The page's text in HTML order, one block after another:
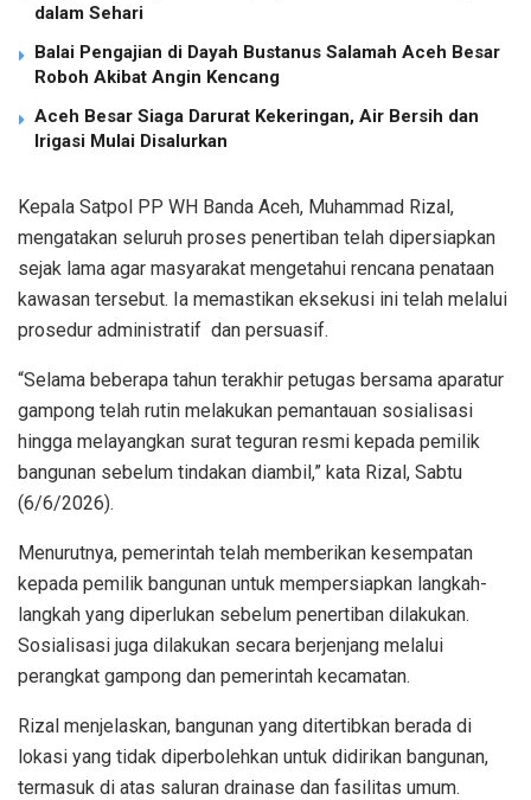
dalam Sehari
Balai Pengajian di Dayah Bustanus Salamah Aceh Besar
Roboh Akibat Angin Kencang
Aceh Besar Siaga Darurat Kekeringan, Air Bersih dan
Irigasi Mulai Disalurkan
Kepala Satpol PP WH Banda Aceh, Muhammad Rizal,
mengatakan seluruh proses penertiban telah dipersiapkan
sejak lama agar masyarakat mengetahui rencana penataan
kawasan tersebut. Ia memastikan eksekusi ini telah melalui
prosedur administratif dan persuasif.
“Selama beberapa tahun terakhir petugas bersama aparatur
gampong telah rutin melakukan pemantauan sosialisasi
hingga melayangkan surat teguran resmi kepada pemilik
bangunan sebelum tindakan diambil,” kata Rizal, Sabtu
(6/6/2026).
Menurutnya, pemerintah telah memberikan kesempatan
kepada pemilik bangunan untuk mempersiapkan langkah-
langkah yang diperlukan sebelum penertiban dilakukan.
Sosialisasi juga dilakukan secara berjenjang melalui
perangkat gampong dan pemerintah kecamatan.
Rizal menjelaskan, bangunan yang ditertibkan berada di
lokasi yang tidak diperbolehkan untuk didirikan bangunan,
termasuk di atas saluran drainase dan fasilitas umum.